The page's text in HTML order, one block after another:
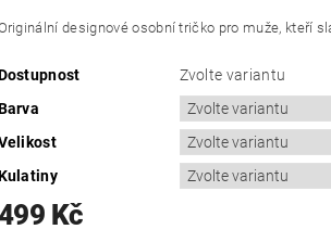
designové osobní tričko pro muže, kteří
Zvolte variantu
Kč